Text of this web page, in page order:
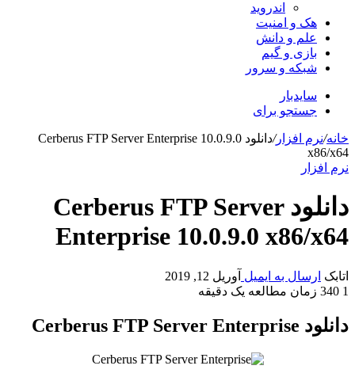
اندروید
هک و امنیت
علم و دانش
بازی و گیم
شبکه و سرور
سایدبار
جستجو برای
خانه/نرم افزار/
دانلود Cerberus FTP Server Enterprise 10.0.9.0
x86/x64
نرم افزار
دانلود Cerberus FTP Server
Enterprise 10.0.9.0 x86/x64
اتابک ارسال به ایمیل آوریل 12, 2019
1
زمان مطالعه یک دقیقه
دانلود Cerberus FTP Server Enterprise